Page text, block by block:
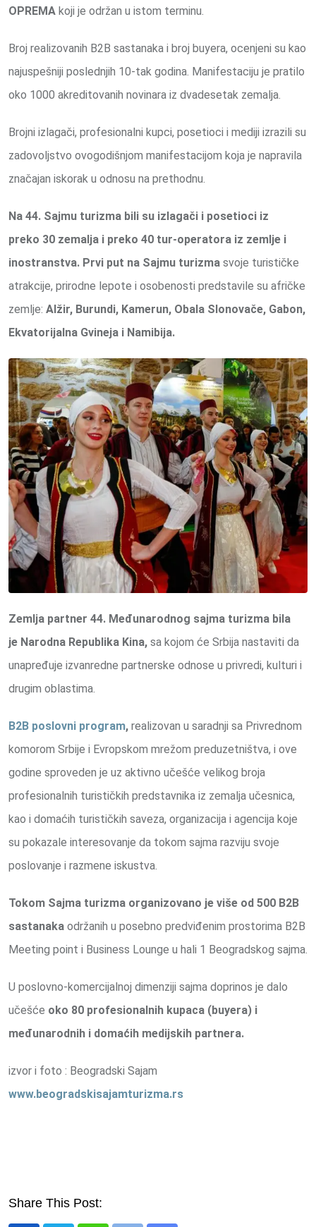
OPREMA koji je održan u istom terminu.
Broj realizovanih B2B sastanaka i broj buyera, ocenjeni su kao
najuspešniji poslednjih 10-tak godina. Manifestaciju je pratilo
oko 1000 akreditovanih novinara iz dvadesetak zemalja.
Brojni izlagači, profesionalni kupci, posetioci i mediji izrazili su
zadovoljstvo ovogodišnjom manifestacijom koja je napravila
značajan iskorak u odnosu na prethodnu.
Na 44. Sajmu turizma bili su izlagači i posetioci iz
preko 30 zemalja i preko 40 tur-operatora iz zemlje i
inostranstva. Prvi put na Sajmu turizma svoje turističke
atrakcije, prirodne lepote i osobenosti predstavile su afričke
zemlje: Alžir, Burundi, Kamerun, Obala Slonovače, Gabon,
Ekvatorijalna Gvineja i Namibija.
Zemlja partner 44. Međunarodnog sajma turizma bila
je Narodna Republika Kina, sa kojom će Srbija nastaviti da
unapređuje izvanredne partnerske odnose u privredi, kulturi i
drugim oblastima.
B2B poslovni program, realizovan u saradnji sa Privrednom
komorom Srbije i Evropskom mrežom preduzetništva, i ove
godine sproveden je uz aktivno učešće velikog broja
profesionalnih turističkih predstavnika iz zemalja učesnica,
kao i domaćih turističkih saveza, organizacija i agencija koje
su pokazale interesovanje da tokom sajma razviju svoje
poslovanje i razmene iskustva.
Tokom Sajma turizma organizovano je više od 500 B2B
sastanaka održanih u posebno predviđenim prostorima B2B
Meeting point i Business Lounge u hali 1 Beogradskog sajma.
U poslovno-komercijalnoj dimenziji sajma doprinos je dalo
učešće oko 80 profesionalnih kupaca (buyera) i
međunarodnih i domaćih medijskih partnera.
izvor i foto : Beogradski Sajam
www.beogradskisajamturizma.rs
Share This Post: